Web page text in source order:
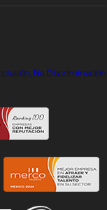
No Discriminación